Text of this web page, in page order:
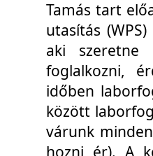
Tamás tart
utasítás
aki szeretne
foglalkozni,
időben
között
várunk
hozni ér). A